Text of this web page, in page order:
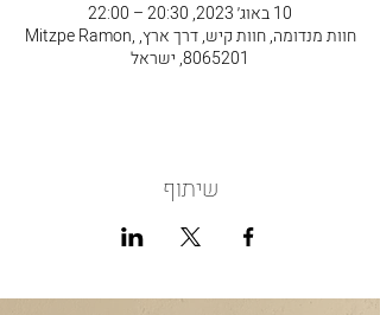
10 באוג׳ 2023, 20:30 – 22:00
חוות מנדומה, חוות קיש, דרך ארץ, Mitzpe Ramon,
8065201, ישראל
שיתוף